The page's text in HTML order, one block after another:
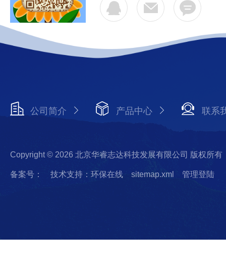
公司简介 产品中心 联系
Copyright © 2026 北京华睿志达科技发展有限公司 版权所有
备案号： 技术支持：环保在线 sitemap.xml 管理登陆